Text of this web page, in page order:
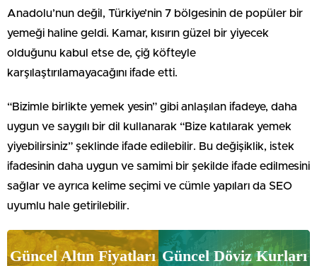
Anadolu’nun değil, Türkiye’nin 7 bölgesinin de popüler bir
yemeği haline geldi. Kamar, kısırın güzel bir yiyecek
olduğunu kabul etse de, çiğ köfteyle
karşılaştırılamayacağını ifade etti.
“Bizimle birlikte yemek yesin” gibi anlaşılan ifadeye, daha
uygun ve saygılı bir dil kullanarak “Bize katılarak yemek
yiyebilirsiniz” şeklinde ifade edilebilir. Bu değişiklik, istek
ifadesinin daha uygun ve samimi bir şekilde ifade edilmesini
sağlar ve ayrıca kelime seçimi ve cümle yapıları da SEO
uyumlu hale getirilebilir.
Güncel Altın Fiyatları Güncel Döviz Kurları